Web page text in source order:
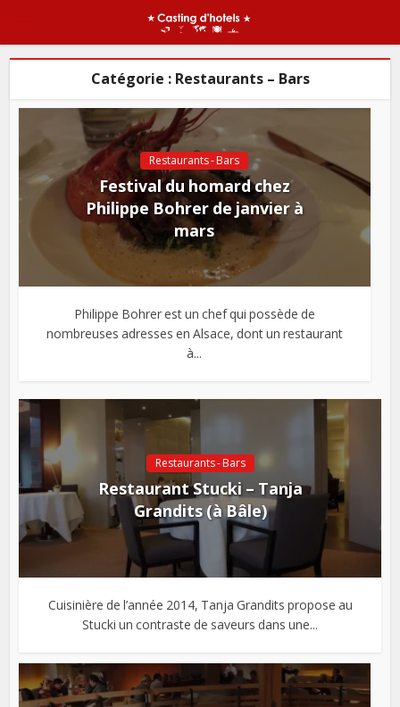
Catégorie : Restaurants – Bars
Restaurants - Bars
Festival du homard chez
Philippe Bohrer de janvier à
mars
Philippe Bohrer est un chef qui possède de
nombreuses adresses en Alsace, dont un restaurant
à...
Restaurants - Bars
Restaurant Stucki – Tanja
Grandits (à Bâle)
Cuisinière de l’année 2014, Tanja Grandits propose au
Stucki un contraste de saveurs dans une...